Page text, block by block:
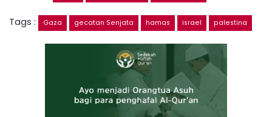
Tags : Gaza gecatan Senjata hamas israel palestina